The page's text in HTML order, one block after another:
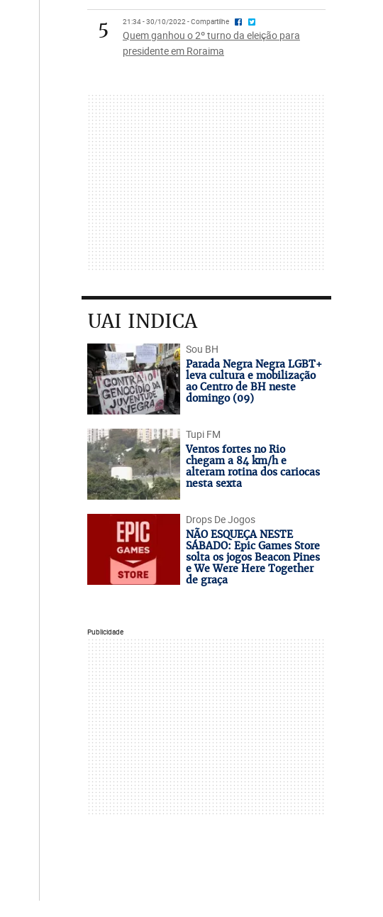
5 21:34 - 30/10/2022 - Compartilhe
Quem ganhou o 2º turno da eleição para
presidente em Roraima
UAI INDICA
Sou BH
Parada Negra Negra LGBT+
leva cultura e mobilização
ao Centro de BH neste
domingo (09)
Tupi FM
Ventos fortes no Rio
chegam a 84 km/h e
alteram rotina dos cariocas
nesta sexta
Drops De Jogos
NÃO ESQUEÇA NESTE
SÁBADO: Epic Games Store
solta os jogos Beacon Pines
e We Were Here Together
de graça
Publicidade